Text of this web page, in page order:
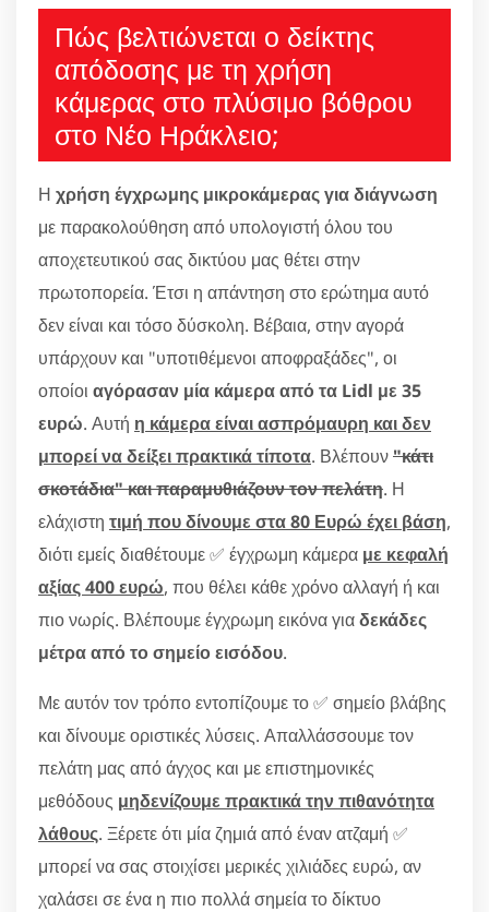
Πώς βελτιώνεται ο δείκτης
απόδοσης με τη χρήση
κάμερας στο πλύσιμο βόθρου
στο Νέο Ηράκλειο;
Η χρήση έγχρωμης μικροκάμερας για διάγνωση
με παρακολούθηση από υπολογιστή όλου του
αποχετευτικού σας δικτύου μας θέτει στην
πρωτοπορεία. Έτσι η απάντηση στο ερώτημα αυτό
δεν είναι και τόσο δύσκολη. Βέβαια, στην αγορά
υπάρχουν και "υποτιθέμενοι αποφραξάδες", οι
οποίοι αγόρασαν μία κάμερα από τα Lidl με 35
ευρώ. Αυτή η κάμερα είναι ασπρόμαυρη και δεν
μπορεί να δείξει πρακτικά τίποτα. Βλέπουν"κάτι
σκοτάδια" και παραμυθιάζουν τον πελάτη. Η
ελάχιστη τιμή που δίνουμε στα 80 Ευρώ έχει βάση,
διότι εμείς διαθέτουμε ✅ έγχρωμη κάμερα με κεφαλή
αξίας 400 ευρώ, που θέλει κάθε χρόνο αλλαγή ή και
πιο νωρίς. Βλέπουμε έγχρωμη εικόνα γιαδεκάδες
μέτρα από το σημείο εισόδου.
Με αυτόν τον τρόπο εντοπίζουμε το ✅ σημείο βλάβης
και δίνουμε οριστικές λύσεις. Απαλλάσσουμε τον
πελάτη μας από άγχος και με επιστημονικές
μεθόδους μηδενίζουμε πρακτικά την πιθανότητα
λάθους. Ξέρετε ότι μία ζημιά από έναν ατζαμή ✅
μπορεί να σας στοιχίσει μερικές χιλιάδες ευρώ, αν
χαλάσει σε ένα η πιο πολλά σημεία το δίκτυο